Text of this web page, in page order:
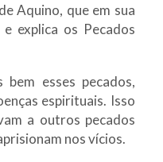
Aquino, que em sua
explica os Pecados
bem esses pecados,
espirituais. Isso
a outros pecados
nos vícios.